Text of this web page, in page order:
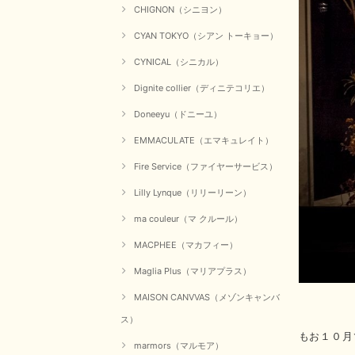
CHIGNON（シニヨン）
CYAN TOKYO（シアン トーキョー）
CYNICAL（シニカル）
Dignite collier（ディニテコリエ）
Doneeyu（ドニーユ）
EMMACULATE（エマキュレイト）
Fire Service（ファイヤーサービス）
Lilly Lynque（リリーリーン）
ma couleur（マ クルール）
MACPHEE（マカフィー）
Maglia Plus（マリアプラス）
MAISON CANVVAS（メゾンキャンバ
ス）
marmors（マルモア）
もお１０